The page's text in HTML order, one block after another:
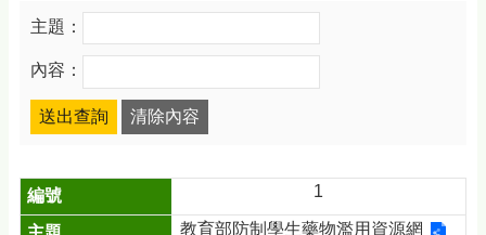
主題：
內容：
1
教育部防制學生藥物濫用資源網